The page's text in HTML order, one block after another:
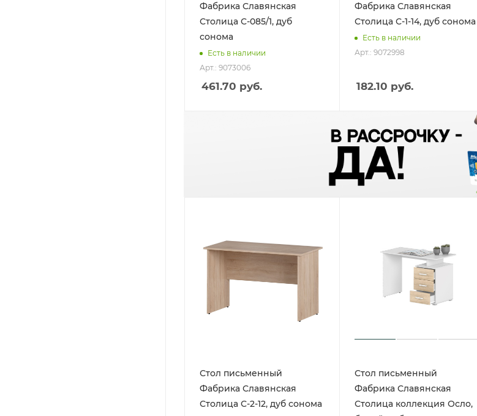
Фабрика Славянская
Столица С-085/1, дуб
сонома
Есть в наличии
Арт.: 9073006
461.70 руб.
Фабрика Славянская
Столица С-1-14, дуб сонома
Есть в наличии
Арт.: 9072998
182.10 руб.
Стол письменный
Фабрика Славянская
Столица С-2-12, дуб сонома
Стол письменный
Фабрика Славянская
Столица коллекция Осло,